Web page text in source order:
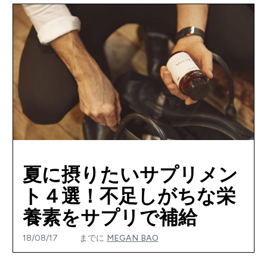
夏に摂りたいサプリメン
ト４選！不足しがちな栄
養素をサプリで補給
18/08/17 までに MEGAN BAO